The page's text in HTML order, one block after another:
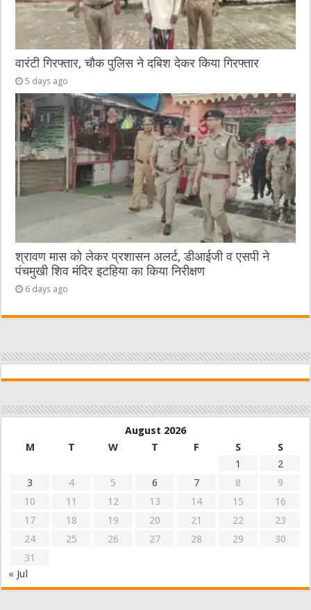
वारंटी गिरफ्तार, चौक पुलिस ने दबिश देकर किया गिरफ्तार
5 days ago
श्रावण मास को लेकर प्रशासन अलर्ट, डीआईजी व एसपी ने
पंचमुखी शिव मंदिर इटहिया का किया निरीक्षण
6 days ago
August 2026
M
T W T F S
S
1
2
3
4 5 6 7 8
9
10
11 12 13 14 15
16
17
18 19 20 21 22
23
24
25 26 27 28 29
30
31
« Jul